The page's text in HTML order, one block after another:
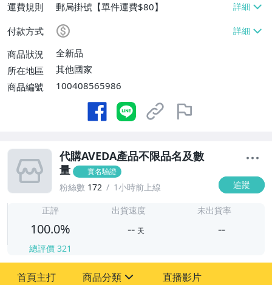
運費規則
郵局掛號【單件運費$80】
付款方式
商品狀況
全新品
所在地區
其他國家
商品編號
100408565986
代購AVEDA產品不限品名及數
量
實名驗證
粉絲數 172 1小時前上線 追蹤
正評
100.0%
總評價 321
出貨速度
-- 天
未出貨率
--
首頁主打 商品分類 直播影片